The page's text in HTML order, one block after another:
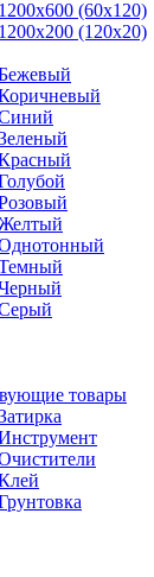
1200х600 (60х120)
1200х200 (120x20)
товары